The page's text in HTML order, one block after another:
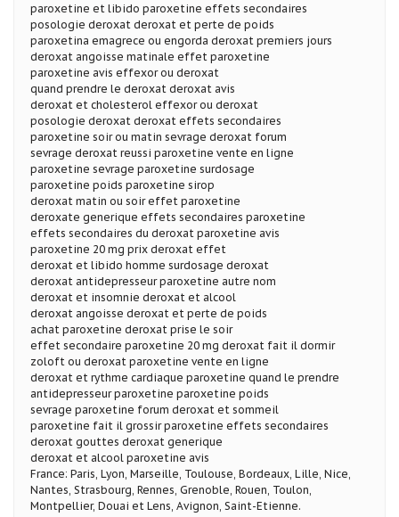
paroxetine et libido paroxetine effets secondaires
posologie deroxat deroxat et perte de poids
paroxetina emagrece ou engorda deroxat premiers jours
deroxat angoisse matinale effet paroxetine
paroxetine avis effexor ou deroxat
quand prendre le deroxat deroxat avis
deroxat et cholesterol effexor ou deroxat
posologie deroxat deroxat effets secondaires
paroxetine soir ou matin sevrage deroxat forum
sevrage deroxat reussi paroxetine vente en ligne
paroxetine sevrage paroxetine surdosage
paroxetine poids paroxetine sirop
deroxat matin ou soir effet paroxetine
deroxate generique effets secondaires paroxetine
effets secondaires du deroxat paroxetine avis
paroxetine 20 mg prix deroxat effet
deroxat et libido homme surdosage deroxat
deroxat antidepresseur paroxetine autre nom
deroxat et insomnie deroxat et alcool
deroxat angoisse deroxat et perte de poids
achat paroxetine deroxat prise le soir
effet secondaire paroxetine 20 mg deroxat fait il dormir
zoloft ou deroxat paroxetine vente en ligne
deroxat et rythme cardiaque paroxetine quand le prendre
antidepresseur paroxetine paroxetine poids
sevrage paroxetine forum deroxat et sommeil
paroxetine fait il grossir paroxetine effets secondaires
deroxat gouttes deroxat generique
deroxat et alcool paroxetine avis
France: Paris, Lyon, Marseille, Toulouse, Bordeaux, Lille, Nice,
Nantes, Strasbourg, Rennes, Grenoble, Rouen, Toulon,
Montpellier, Douai et Lens, Avignon, Saint-Etienne.